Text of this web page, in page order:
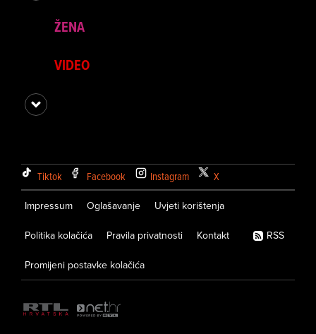
ŽENA
VIDEO
Tiktok Facebook Instagram X
Impressum Oglašavanje Uvjeti korištenja
Politika kolačića Pravila privatnosti Kontakt
Promijeni postavke kolačića
RSS